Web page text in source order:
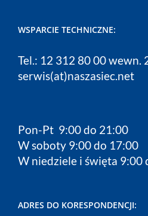
WSPARCIE TECHNICZNE:
Tel.: 12 312 80 00 wewn.
serwis(at)naszasiec.net
Pon-Pt 9:00 do 21:00
W soboty 9:00 do 17:00
W niedziele i święta 9:00
ADRES DO KORESPONDENCJI: